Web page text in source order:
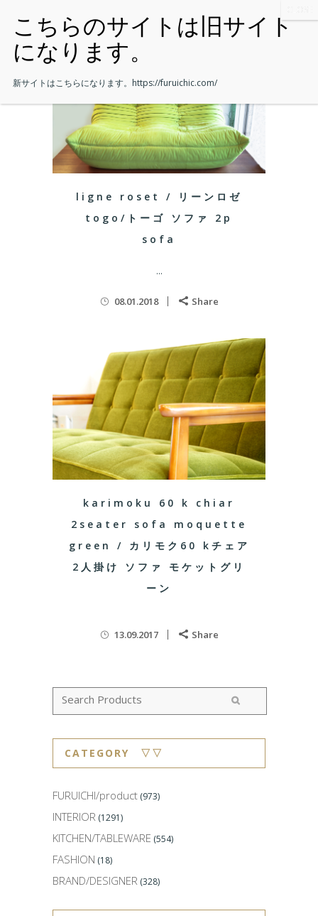
ligne roset / リーンロゼ
togo/トーゴ ソファ 2p
sofa
...
08.01.2018 Share
karimoku 60 k chiar
2seater sofa moquette
green / カリモク60 kチェア
2人掛け ソファ モケットグリ
ーン
13.09.2017 Share
CATEGORY ▽▽
FURUICHI/product (973)
INTERIOR (1291)
KITCHEN/TABLEWARE (554)
FASHION (18)
BRAND/DESIGNER (328)
新サイトはこちらになります。 https://furuichic.com/